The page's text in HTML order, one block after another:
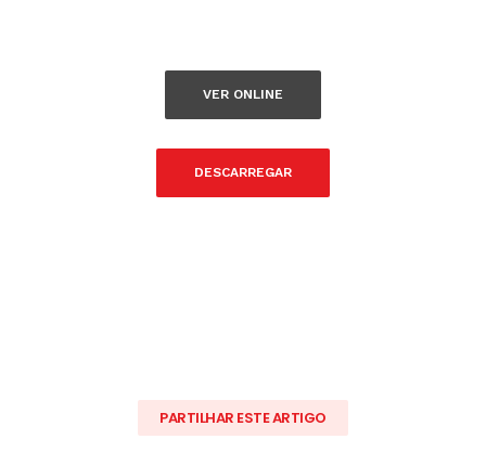
VER ONLINE
DESCARREGAR
PARTILHAR ESTE ARTIGO